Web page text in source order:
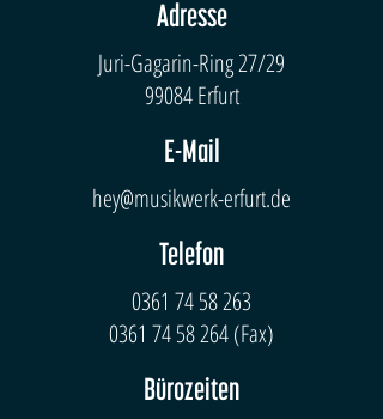
Adresse
Juri-Gagarin-Ring 27/29
99084 Erfurt
E-Mail
hey@musikwerk-erfurt.de
Telefon
0361 74 58 263
0361 74 58 264(Fax)
Bürozeiten